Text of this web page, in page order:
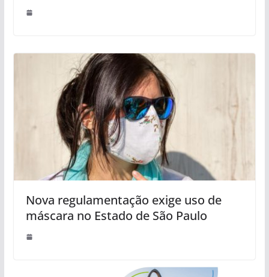
Nova regulamentação exige uso de
máscara no Estado de São Paulo